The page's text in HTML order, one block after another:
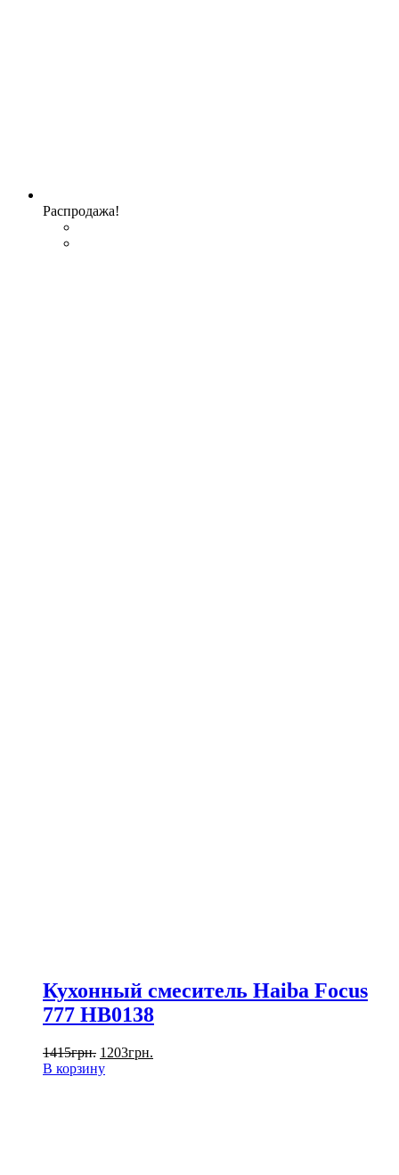
Распродажа!
Кухонный смеситель Haiba Focus
777 HB0138
1415грн. 1203грн.
В корзину